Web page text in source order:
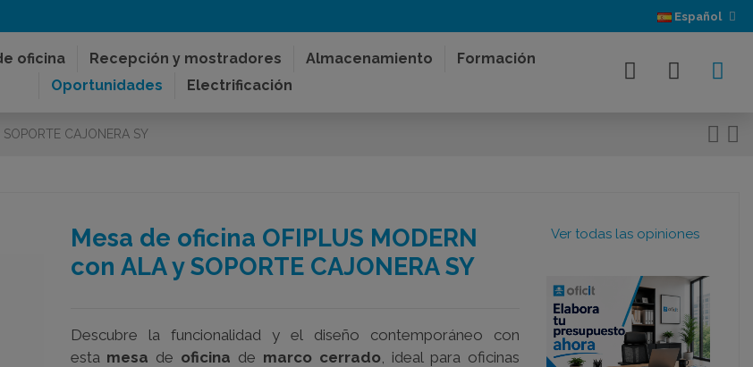
Español
oficina Recepción y mostradores Almacenamiento
Formación
Oportunidades
Electrificación
CAJONERA SY
Mesa de oficina OFIPLUS MODERN
con ALA y SOPORTE CAJONERA SY
Descubre la funcionalidad y el diseño contemporáneo con
esta mesa de oficina de marco cerrado , ideal para oficinas
Ver todas las opiniones